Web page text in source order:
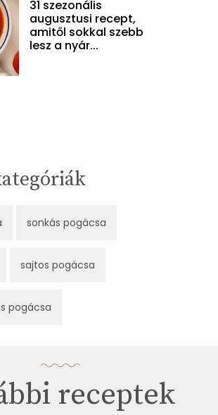
31 szezonális
augusztusi recept,
amitől sokkal szebb
lesz a nyár...
sonkás pogácsa
sajtos pogácsa
pogácsa
receptek